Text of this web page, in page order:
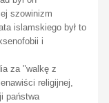
szowinizm
islamskiego był to
i
za "walkę z
religijnej,
państwa